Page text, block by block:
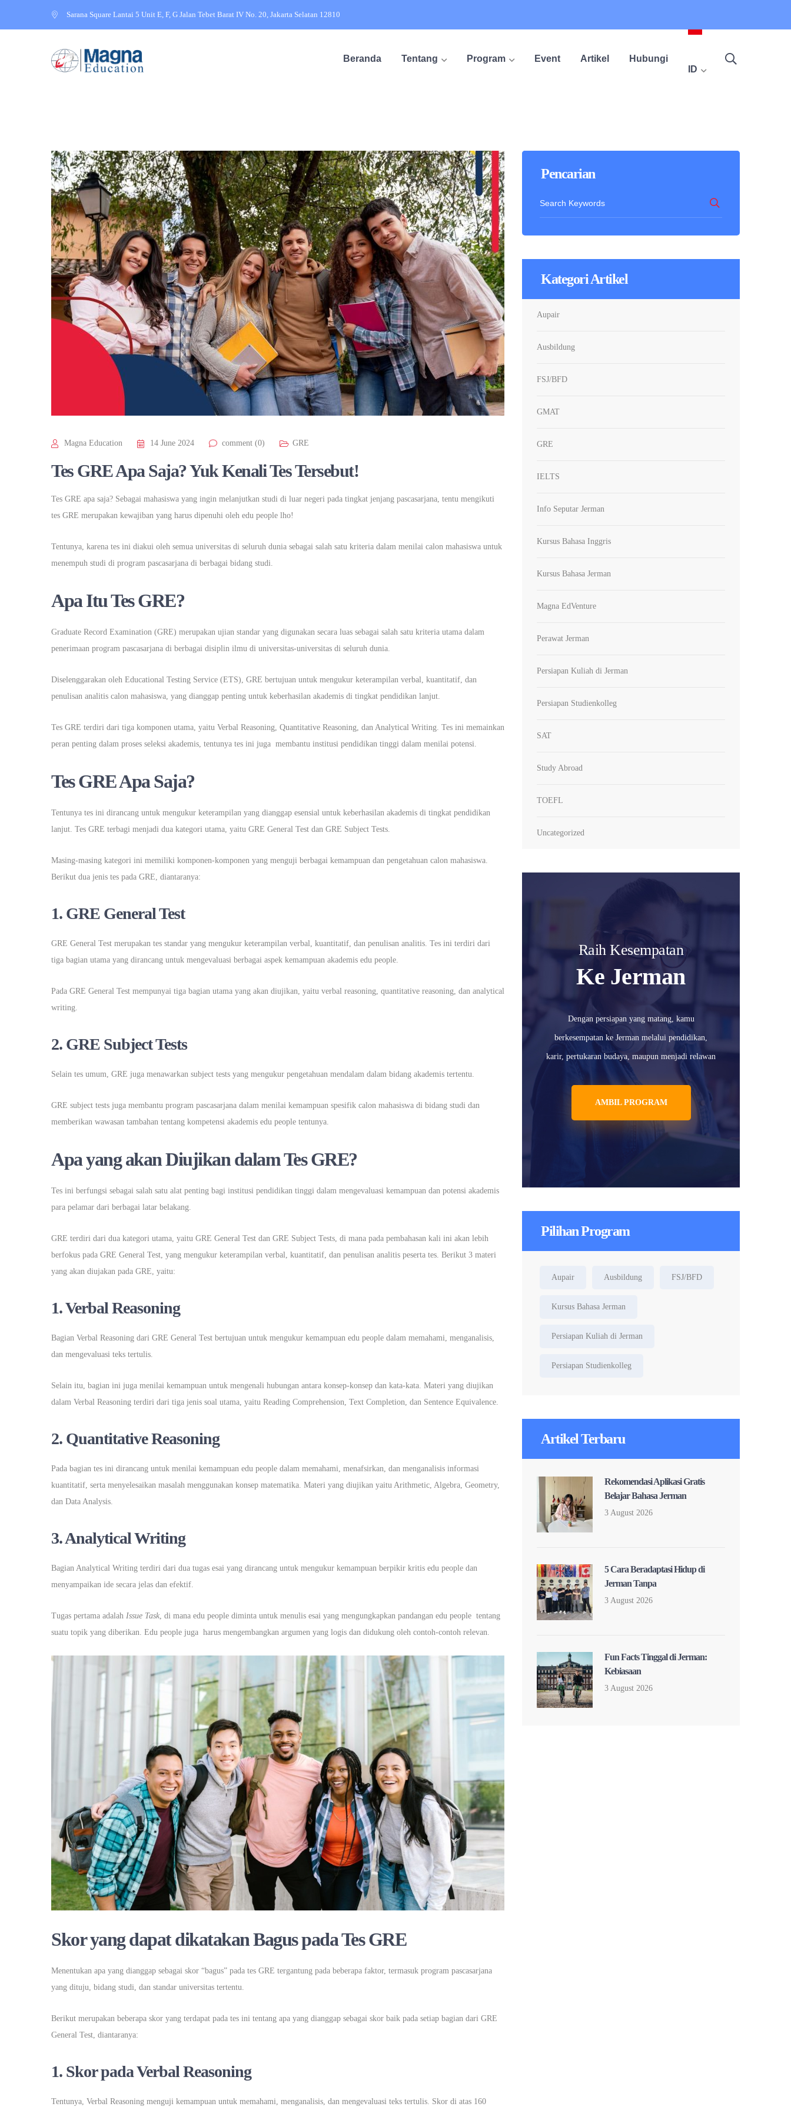
Sarana Square Lantai 5 Unit E, F, G Jalan Tebet Barat IV No. 20, Jakarta Selatan 12810
Beranda Tentang Program Event Artikel
Hubungi
ID
Magna Education 14 June 2024 comment (0) GRE
Tes GRE Apa Saja? Yuk Kenali Tes Tersebut!
Tes GRE apa saja? Sebagai mahasiswa yang ingin melanjutkan studi di luar negeri pada tingkat jenjang pascasarjana, tentu mengikuti
tes GRE merupakan kewajiban yang harus dipenuhi oleh edu people lho!
Tentunya, karena tes ini diakui oleh semua universitas di seluruh dunia sebagai salah satu kriteria dalam menilai calon mahasiswa untuk
menempuh studi di program pascasarjana di berbagai bidang studi.
Apa Itu Tes GRE?
Graduate Record Examination (GRE) merupakan ujian standar yang digunakan secara luas sebagai salah satu kriteria utama dalam
penerimaan program pascasarjana di berbagai disiplin ilmu di universitas-universitas di seluruh dunia.
Diselenggarakan oleh Educational Testing Service (ETS), GRE bertujuan untuk mengukur keterampilan verbal, kuantitatif, dan
penulisan analitis calon mahasiswa, yang dianggap penting untuk keberhasilan akademis di tingkat pendidikan lanjut.
Tes GRE terdiri dari tiga komponen utama, yaitu Verbal Reasoning, Quantitative Reasoning, dan Analytical Writing. Tes ini memainkan
peran penting dalam proses seleksi akademis, tentunya tes ini juga membantu institusi pendidikan tinggi dalam menilai potensi.
Tes GRE Apa Saja?
Tentunya tes ini dirancang untuk mengukur keterampilan yang dianggap esensial untuk keberhasilan akademis di tingkat pendidikan
lanjut. Tes GRE terbagi menjadi dua kategori utama, yaitu GRE General Test dan GRE Subject Tests.
Masing-masing kategori ini memiliki komponen-komponen yang menguji berbagai kemampuan dan pengetahuan calon mahasiswa.
Berikut dua jenis tes pada GRE, diantaranya:
1. GRE General Test
GRE General Test merupakan tes standar yang mengukur keterampilan verbal, kuantitatif, dan penulisan analitis. Tes ini terdiri dari
tiga bagian utama yang dirancang untuk mengevaluasi berbagai aspek kemampuan akademis edu people.
Pada GRE General Test mempunyai tiga bagian utama yang akan diujikan, yaitu verbal reasoning, quantitative reasoning, dan analytical
writing.
2. GRE Subject Tests
Selain tes umum, GRE juga menawarkan subject tests yang mengukur pengetahuan mendalam dalam bidang akademis tertentu.
GRE subject tests juga membantu program pascasarjana dalam menilai kemampuan spesifik calon mahasiswa di bidang studi dan
memberikan wawasan tambahan tentang kompetensi akademis edu people tentunya.
Apa yang akan Diujikan dalam Tes GRE?
Tes ini berfungsi sebagai salah satu alat penting bagi institusi pendidikan tinggi dalam mengevaluasi kemampuan dan potensi akademis
para pelamar dari berbagai latar belakang.
GRE terdiri dari dua kategori utama, yaitu GRE General Test dan GRE Subject Tests, di mana pada pembahasan kali ini akan lebih
berfokus pada GRE General Test, yang mengukur keterampilan verbal, kuantitatif, dan penulisan analitis peserta tes. Berikut 3 materi
yang akan diujakan pada GRE, yaitu:
1. Verbal Reasoning
Bagian Verbal Reasoning dari GRE General Test bertujuan untuk mengukur kemampuan edu people dalam memahami, menganalisis,
dan mengevaluasi teks tertulis.
Selain itu, bagian ini juga menilai kemampuan untuk mengenali hubungan antara konsep-konsep dan kata-kata. Materi yang diujikan
dalam Verbal Reasoning terdiri dari tiga jenis soal utama, yaitu Reading Comprehension, Text Completion, dan Sentence Equivalence.
2. Quantitative Reasoning
Pada bagian tes ini dirancang untuk menilai kemampuan edu people dalam memahami, menafsirkan, dan menganalisis informasi
kuantitatif, serta menyelesaikan masalah menggunakan konsep matematika. Materi yang diujikan yaitu Arithmetic, Algebra, Geometry,
dan Data Analysis.
3. Analytical Writing
Bagian Analytical Writing terdiri dari dua tugas esai yang dirancang untuk mengukur kemampuan berpikir kritis edu people dan
menyampaikan ide secara jelas dan efektif.
Tugas pertama adalah Issue Task, di mana edu people diminta untuk menulis esai yang mengungkapkan pandangan edu people tentang
suatu topik yang diberikan. Edu people juga harus mengembangkan argumen yang logis dan didukung oleh contoh-contoh relevan.
Skor yang dapat dikatakan Bagus pada Tes GRE
Menentukan apa yang dianggap sebagai skor “bagus” pada tes GRE tergantung pada beberapa faktor, termasuk program pascasarjana
yang dituju, bidang studi, dan standar universitas tertentu.
Berikut merupakan beberapa skor yang terdapat pada tes ini tentang apa yang dianggap sebagai skor baik pada setiap bagian dari GRE
General Test, diantaranya:
1. Skor pada Verbal Reasoning
Tentunya, Verbal Reasoning menguji kemampuan untuk memahami, menganalisis, dan mengevaluasi teks tertulis. Skor di atas 160
Pencarian
Kategori Artikel
Aupair
Ausbildung
FSJ/BFD
GMAT
GRE
IELTS
Info Seputar Jerman
Kursus Bahasa Inggris
Kursus Bahasa Jerman
Magna EdVenture
Perawat Jerman
Persiapan Kuliah di Jerman
Persiapan Studienkolleg
SAT
Study Abroad
TOEFL
Uncategorized
Raih Kesempatan
Ke Jerman
Dengan persiapan yang matang, kamu
berkesempatan ke Jerman melalui pendidikan,
karir, pertukaran budaya, maupun menjadi relawan
AMBIL PROGRAM
Pilihan Program
Aupair Ausbildung FSJ/BFD
Kursus Bahasa Jerman
Persiapan Kuliah di Jerman
Persiapan Studienkolleg
Artikel Terbaru
Rekomendasi Aplikasi Gratis
Belajar Bahasa Jerman
3 August 2026
5 Cara Beradaptasi Hidup di
Jerman Tanpa
3 August 2026
Fun Facts Tinggal di Jerman:
Kebiasaan
3 August 2026